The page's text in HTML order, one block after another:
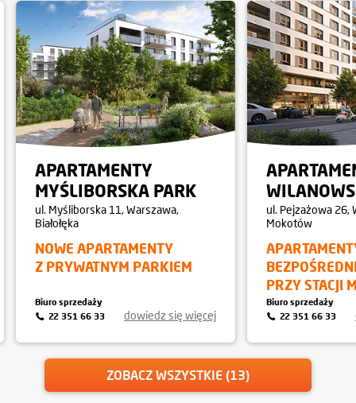
APARTAMENTY
MYŚLIBORSKA PARK
ul. Myśliborska 11, Warszawa,
Białołęka
NOWE APARTAMENTY
Z PRYWATNYM PARKIEM
dowiedz się więcej
Biuro sprzedaży
22 351 66 33
ul. Pejzażowa 26,
Mokotów
PRZY STACJI
Biuro sprzedaży
22 351 66 33
ZOBACZ WSZYSTKIE (13)